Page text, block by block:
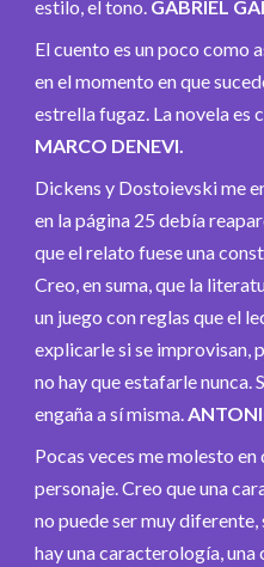
estilo, el tono. GABRIEL
El cuento es un poco como
en el momento en que
estrella fugaz. La novela es
MARCO DENEVI.
Dickens y Dostoievski me
en la página 25 debía
que el relato fuese una
Creo, en suma, que la
un juego con reglas que el
explicarle si se improvisan,
no hay que estafarle nunca.
engaña a sí misma.
Pocas veces me molesto
personaje. Creo que una
no puede ser muy
hay una caracterología, una